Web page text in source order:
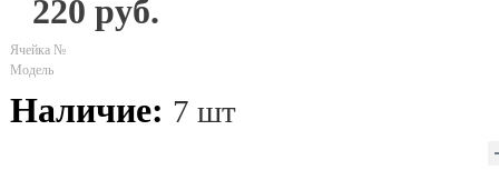
220 руб.
Ячейка №
Модель
Наличие: 7 шт